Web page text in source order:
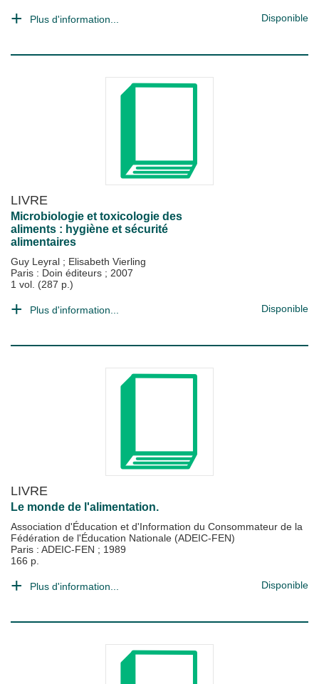
Plus d'information... Disponible
LIVRE
Microbiologie et toxicologie des
aliments : hygiène et sécurité
alimentaires
Guy Leyral ; Elisabeth Vierling
Paris : Doin éditeurs ; 2007
1 vol. (287 p.)
Plus d'information... Disponible
LIVRE
Le monde de l'alimentation.
Association d'Éducation et d'Information du Consommateur de la
Fédération de l'Éducation Nationale (ADEIC-FEN)
Paris : ADEIC-FEN ; 1989
166 p.
Plus d'information... Disponible